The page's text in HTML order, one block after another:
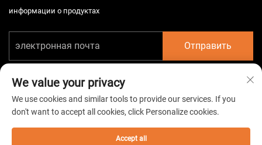
информации о продуктах
Отправить
Ltd. Все права защищены. - Политика конфиденциальности
We value your privacy
We use cookies and similar tools to provide our services. If you
don't want to accept all cookies, click Personalize cookies.
Accept all